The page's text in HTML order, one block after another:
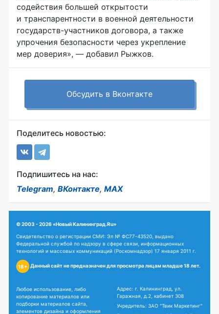
содействия большей открытости
и транспарентности в военной деятельности
государств-участников договора, а также
упрочения безопасности через укрепление
мер доверия», — добавил Рыжков.
Обсудить в Вконтакте
Поделитесь новостью:
Подпишитесь на нас:
Telegram, ВКонтакте, MAX
© 2003 - 2026 «Новый Калининград.Ru»
Свидетельство о регистрации СМИ: Эл № ФС77-43520, выдано
Федеральной службой по надзору в сфере связи, информационных
технологий и массовых коммуникаций (Роскомнадзор) 17 января 2011 г.
18+ Данный сайт не предназначен для просмотра лицам младше 18 лет.
Любое использование, либо
копирование материалов или
подборки материалов сайта,
элементов дизайна и оформления
Адрес: г. Калининград, ул.
Гаражная, д.2, кабинет 308
Учредитель: ЗАО "Твик Маркетинг"